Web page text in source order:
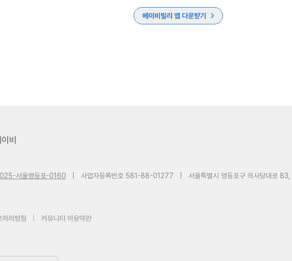
베이비빌리 앱 다운받기
비
서울영등포-0160 사업자등록번호 581-88-01277
서울특별시 영등포구 의사당대로
처리방침 커뮤니티 이용약관